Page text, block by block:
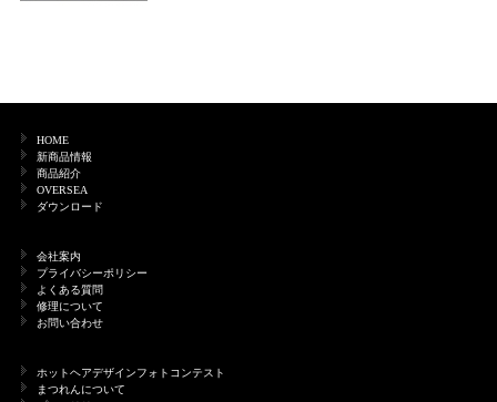
HOME
新商品情報
商品紹介
OVERSEA
ダウンロード
会社案内
プライバシーポリシー
よくある質問
修理について
お問い合わせ
ホットヘアデザインフォトコンテスト
まつれんについて